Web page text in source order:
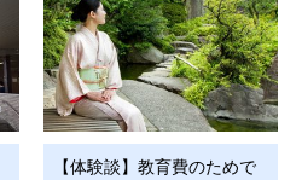
【体験談】教育費のためで